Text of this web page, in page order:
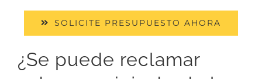
SOLICITE PRESUPUESTO AHORA
¿Se puede reclamar